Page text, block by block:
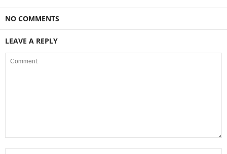
NO COMMENTS
LEAVE A REPLY